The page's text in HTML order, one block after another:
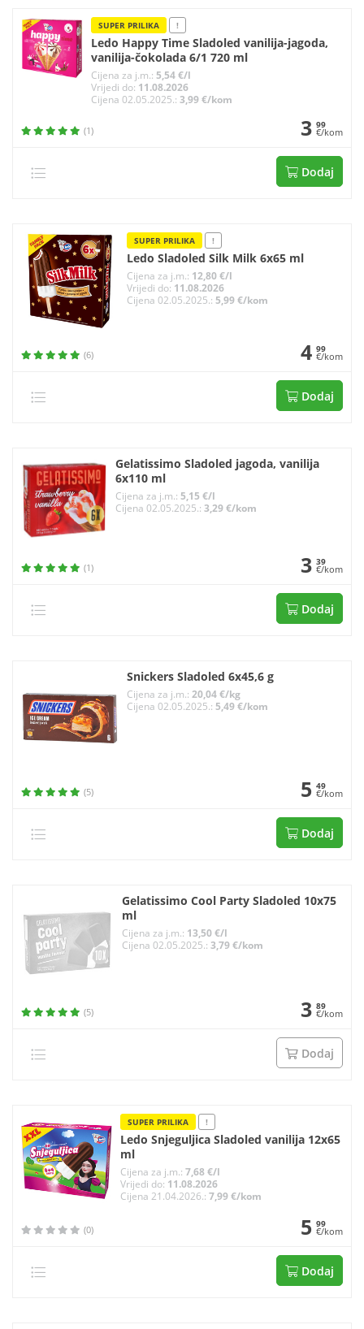
SUPER PRILIKA !
Ledo Happy Time Sladoled vanilija-jagoda,
vanilija-čokolada 6/1 720 ml
Cijena za j.m.:5,54 €/l
Vrijedi do: 11.08.2026
Cijena 02.05.2025.:3,99 €/kom
(1) 3 99
€/kom
Dodaj
SUPER PRILIKA !
Ledo Sladoled Silk Milk 6x65 ml
Cijena za j.m.: 12,80 €/l
Vrijedi do: 11.08.2026
Cijena 02.05.2025.: 5,99 €/kom
(6) 4 99
€/kom
Dodaj
Gelatissimo Sladoled jagoda, vanilija
6x110 ml
Cijena za j.m.: 5,15 €/l
Cijena 02.05.2025.: 3,29 €/kom
(1) 3 39
€/kom
Dodaj
Snickers Sladoled 6x45,6 g
Cijena za j.m.: 20,04 €/kg
Cijena 02.05.2025.: 5,49 €/kom
(5) 5 49
€/kom
Dodaj
Gelatissimo Cool Party Sladoled 10x75
ml
Cijena za j.m.: 13,50 €/l
Cijena 02.05.2025.:3,79 €/kom
(5) 3 89
€/kom
Dodaj
SUPER PRILIKA !
Ledo Snjeguljica Sladoled vanilija 12x65
ml
Cijena za j.m.:7,68 €/l
Vrijedi do: 11.08.2026
Cijena 21.04.2026.:7,99 €/kom
(0) 5 99
€/kom
Dodaj